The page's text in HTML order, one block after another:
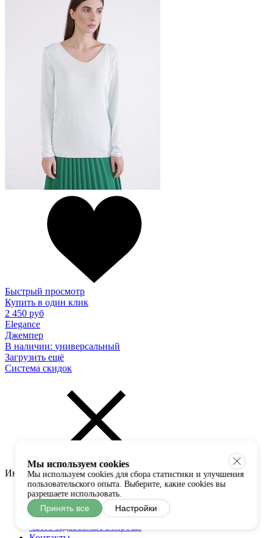
Быстрый просмотр
Купить в один клик
2 450 руб
Elegance
Джемпер
В наличии: универсальный
Загрузить ещё
Система скидок
Информация
О нас
Статьи
Отзывы
Мы используем cookies
Мы используем cookies для сбора статистики и улучшения
пользовательского опыта. Выберите, какие cookies вы
разрешаете использовать.
Принять все Настройки